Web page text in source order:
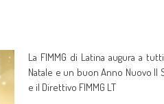
La FIMMG di Latina augura a
Natale e un buon Anno Nuovo Il
e il Direttivo FIMMG LT